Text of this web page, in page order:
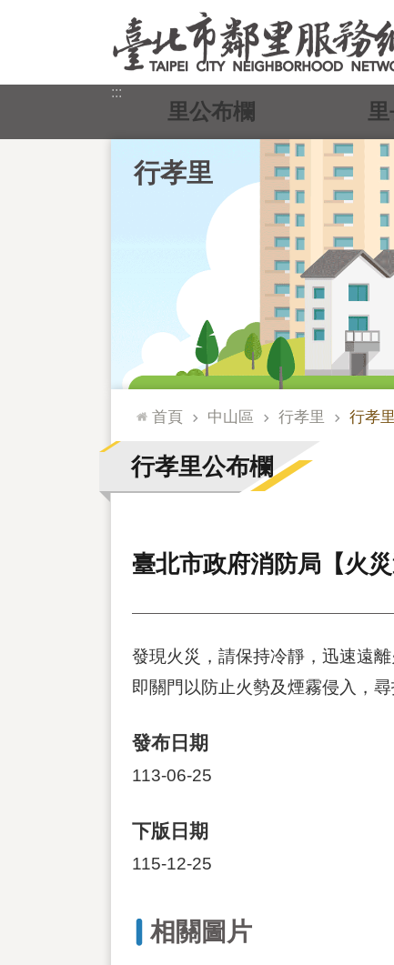
:::
行孝里
里公布欄
::: 首頁 中山區 行孝里 行孝
行孝里公布欄
臺北市政府消防局【火災
發現火災，請保持冷靜，迅速遠
即關門以防止火勢及煙霧侵入，
發布日期
113-06-25
下版日期
115-12-25
相關圖片